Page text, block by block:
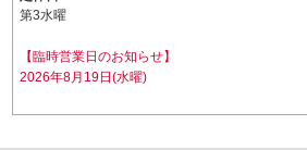
第3水曜
【臨時営業日のお知らせ】
2026年8月19日(水曜)